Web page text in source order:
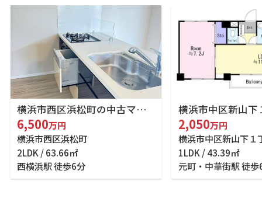
横浜市西区浜松町の中古マンション
6,500万円
横浜市西区浜松町
2LDK / 63.66㎡
西横浜駅 徒歩6分
2,050万円
横浜市中区新山下１
1LDK / 43.39㎡
元町・中華街駅 徒歩